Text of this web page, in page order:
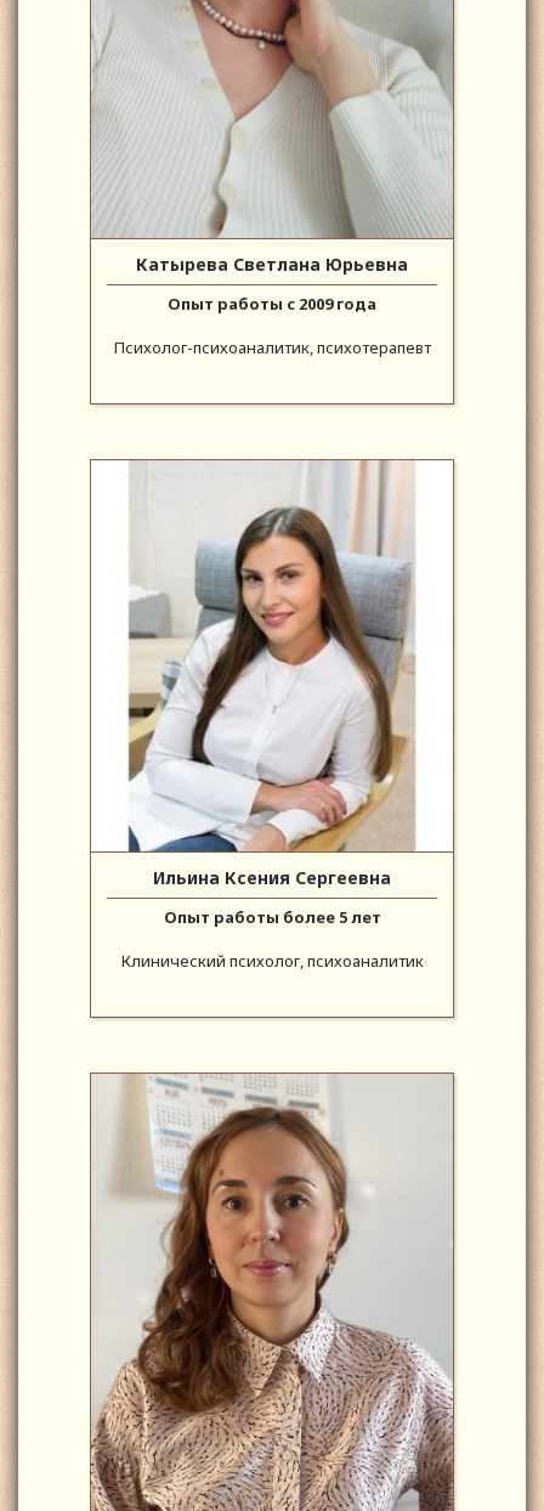
Катырева Светлана Юрьевна
Опыт работы с 2009 года
Психолог-психоаналитик, психотерапевт
Ильина Ксения Сергеевна
Опыт работы более 5 лет
Клинический психолог, психоаналитик